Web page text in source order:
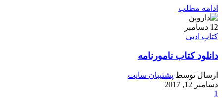
ادامه مطلب
12 دسامبر
کتاب ادبی
دانلود کتاب نامورنامه
ارسال توسط پشتیبان سایت
دسامبر 12, 2017
1